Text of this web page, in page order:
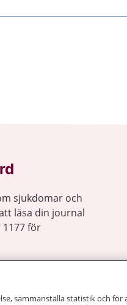
sjukdomar och
läsa din journal
för
sammanställa statistik och för